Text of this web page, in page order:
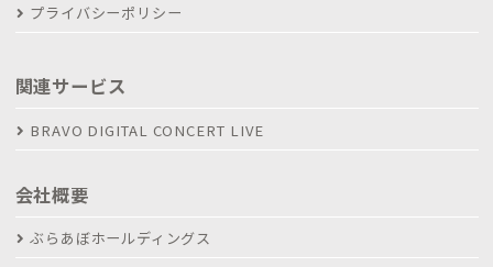
プライバシーポリシー
関連サービス
BRAVO DIGITAL CONCERT LIVE
会社概要
ぶらあぼホールディングス